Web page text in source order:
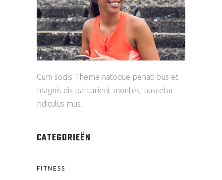
Cum sociis Theme natoque penati bus et
magnis dis parturient montes, nascetur
ridiculus mus.
CATEGORIEËN
FITNESS